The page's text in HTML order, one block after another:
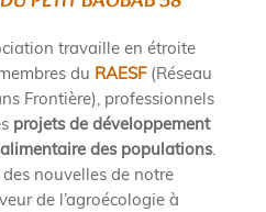
travaille en étroite
du RAESF(Réseau
Frontière), professionnels
projets de développement
des populations.
nouvelles de notre
de l’agroécologie à